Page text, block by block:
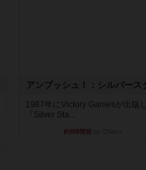
アンブッシュ！：シルバース
1987年にVictory Gamesが出版
『Silver Sta...
約8時間前